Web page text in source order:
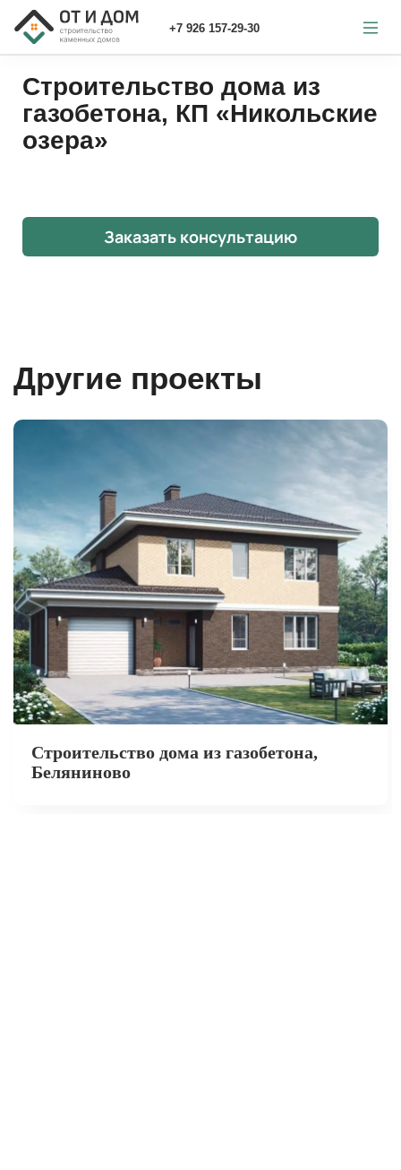
+7 926 157-29-30
Строительство дома из
газобетона, КП «Никольские
озера»
Заказать консультацию
Другие проекты
Строительство дома из газобетона,
Беляниново